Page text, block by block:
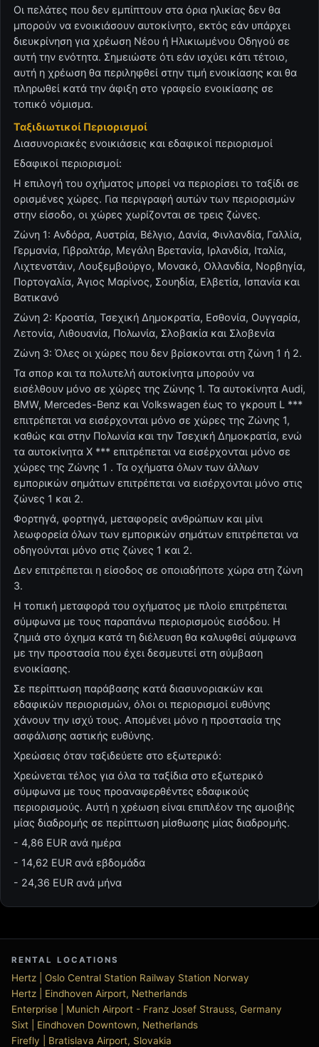
Οι πελάτες που δεν εμπίπτουν στα όρια ηλικίας δεν θα
μπορούν να ενοικιάσουν αυτοκίνητο, εκτός εάν υπάρχει
διευκρίνηση για χρέωση Νέου ή Ηλικιωμένου Οδηγού σε
αυτή την ενότητα. Σημειώστε ότι εάν ισχύει κάτι τέτοιο,
αυτή η χρέωση θα περιληφθεί στην τιμή ενοικίασης και θα
πληρωθεί κατά την άφιξη στο γραφείο ενοικίασης σε
τοπικό νόμισμα.
Ταξιδιωτικοί Περιορισμοί
Διασυνοριακές ενοικιάσεις και εδαφικοί περιορισμοί
Εδαφικοί περιορισμοί:
Η επιλογή του οχήματος μπορεί να περιορίσει το ταξίδι σε
ορισμένες χώρες. Για περιγραφή αυτών των περιορισμών
στην είσοδο, οι χώρες χωρίζονται σε τρεις ζώνες.
Ζώνη 1: Ανδόρα, Αυστρία, Βέλγιο, Δανία, Φινλανδία, Γαλλία,
Γερμανία, Γιβραλτάρ, Μεγάλη Βρετανία, Ιρλανδία, Ιταλία,
Λιχτενστάιν, Λουξεμβούργο, Μονακό, Ολλανδία, Νορβηγία,
Πορτογαλία, Άγιος Μαρίνος, Σουηδία, Ελβετία, Ισπανία και
Βατικανό
Ζώνη 2: Κροατία, Τσεχική Δημοκρατία, Εσθονία, Ουγγαρία,
Λετονία, Λιθουανία, Πολωνία, Σλοβακία και Σλοβενία
Ζώνη 3: Όλες οι χώρες που δεν βρίσκονται στη ζώνη 1 ή 2.
Τα σπορ και τα πολυτελή αυτοκίνητα μπορούν να
εισέλθουν μόνο σε χώρες της Ζώνης 1. Τα αυτοκίνητα Audi,
BMW, Mercedes-Benz και Volkswagen έως το γκρουπ L ***
επιτρέπεται να εισέρχονται μόνο σε χώρες της Ζώνης 1,
καθώς και στην Πολωνία και την Τσεχική Δημοκρατία, ενώ
τα αυτοκίνητα X *** επιτρέπεται να εισέρχονται μόνο σε
χώρες της Ζώνης 1 . Τα οχήματα όλων των άλλων
εμπορικών σημάτων επιτρέπεται να εισέρχονται μόνο στις
ζώνες 1 και 2.
Φορτηγά, φορτηγά, μεταφορείς ανθρώπων και μίνι
λεωφορεία όλων των εμπορικών σημάτων επιτρέπεται να
οδηγούνται μόνο στις ζώνες 1 και 2.
Δεν επιτρέπεται η είσοδος σε οποιαδήποτε χώρα στη ζώνη
3.
Η τοπική μεταφορά του οχήματος με πλοίο επιτρέπεται
σύμφωνα με τους παραπάνω περιορισμούς εισόδου. Η
ζημιά στο όχημα κατά τη διέλευση θα καλυφθεί σύμφωνα
με την προστασία που έχει δεσμευτεί στη σύμβαση
ενοικίασης.
Σε περίπτωση παράβασης κατά διασυνοριακών και
εδαφικών περιορισμών, όλοι οι περιορισμοί ευθύνης
χάνουν την ισχύ τους. Απομένει μόνο η προστασία της
ασφάλισης αστικής ευθύνης.
Χρεώσεις όταν ταξιδεύετε στο εξωτερικό:
Χρεώνεται τέλος για όλα τα ταξίδια στο εξωτερικό
σύμφωνα με τους προαναφερθέντες εδαφικούς
περιορισμούς. Αυτή η χρέωση είναι επιπλέον της αμοιβής
μίας διαδρομής σε περίπτωση μίσθωσης μίας διαδρομής.
- 4,86 EUR ανά ημέρα
- 14,62 EUR ανά εβδομάδα
- 24,36 EUR ανά μήνα
RENTAL LOCATIONS
Hertz | Oslo Central Station Railway Station Norway
Hertz | Eindhoven Airport, Netherlands
Enterprise | Munich Airport - Franz Josef Strauss, Germany
Sixt | Eindhoven Downtown, Netherlands
Firefly | Bratislava Airport, Slovakia